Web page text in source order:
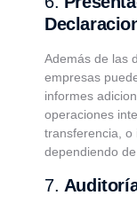
Además de las
empresas
informes
operaciones
transferencia, o
dependiendo
7.